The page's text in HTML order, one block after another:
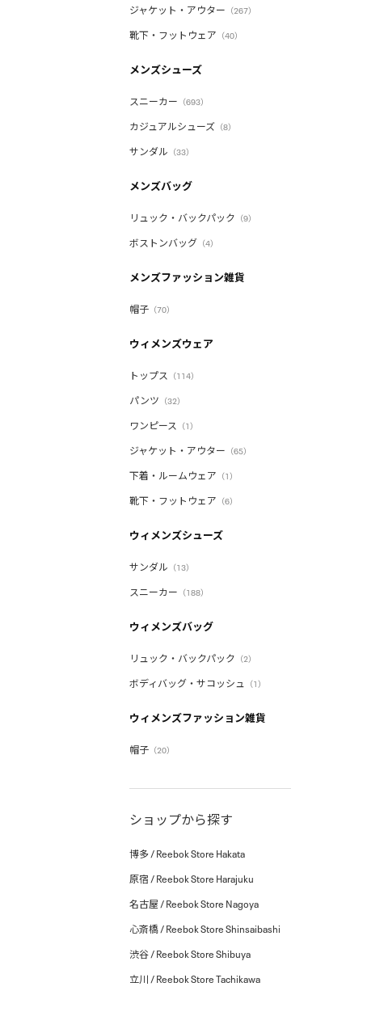
ジャケット・アウター （267）
靴下・フットウェア （40）
メンズシューズ
スニーカー （693）
カジュアルシューズ （8）
サンダル （33）
メンズバッグ
リュック・バックパック （9）
ボストンバッグ （4）
メンズファッション雑貨
帽子 （70）
ウィメンズウェア
トップス （114）
パンツ （32）
ワンピース （1）
ジャケット・アウター （65）
下着・ルームウェア （1）
靴下・フットウェア （6）
ウィメンズシューズ
サンダル （13）
スニーカー （188）
ウィメンズバッグ
リュック・バックパック （2）
ボディバッグ・サコッシュ （1）
ウィメンズファッション雑貨
帽子 （20）
ショップから探す
博多 / Reebok Store Hakata
原宿 / Reebok Store Harajuku
名古屋 / Reebok Store Nagoya
心斎橋 / Reebok Store Shinsaibashi
渋谷 / Reebok Store Shibuya
立川 / Reebok Store Tachikawa